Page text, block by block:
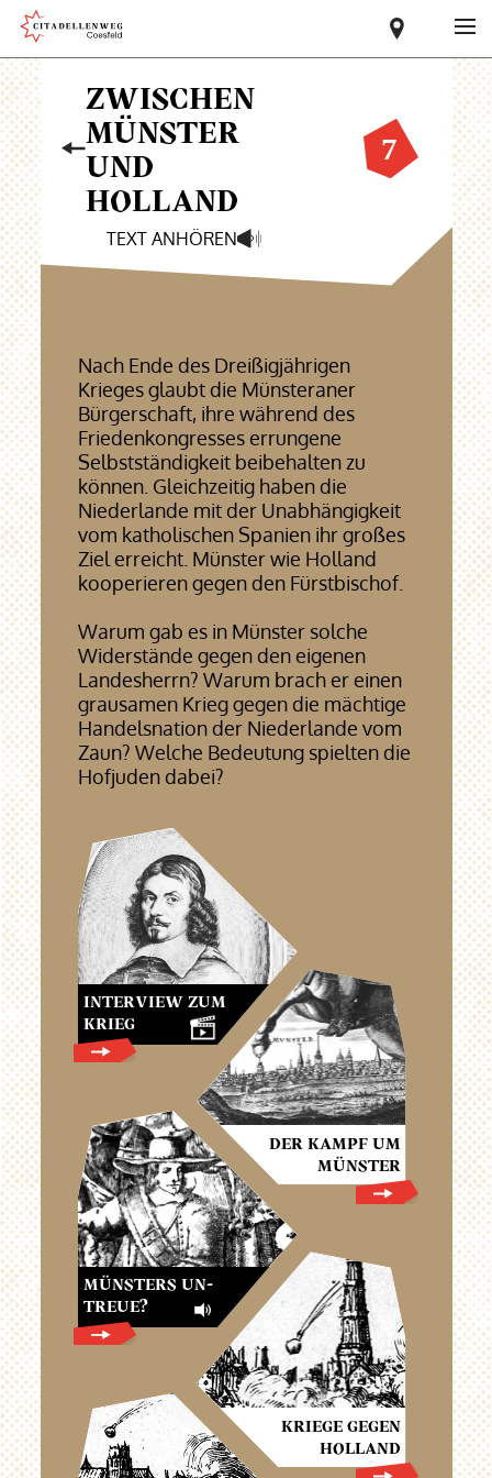
ZWISCHEN
MÜNSTER
UND
HOLLAND
TEXT ANHÖREN
Nach Ende des Dreißigjährigen
Krieges glaubt die Münsteraner
Bürgerschaft, ihre während des
Friedenkongresses errungene
Selbstständigkeit beibehalten zu
können. Gleichzeitig haben die
Niederlande mit der Unabhängigkeit
vom katholischen Spanien ihr großes
Ziel erreicht. Münster wie Holland
kooperieren gegen den Fürstbischof.
Warum gab es in Münster solche
Widerstände gegen den eigenen
Landesherrn? Warum brach er einen
grausamen Krieg gegen die mächtige
Handelsnation der Niederlande vom
Zaun? Welche Bedeutung spielten die
Hofjuden dabei?
INTERVIEW ZUM
KRIEG
DER KAMPF UM
MÜNSTER
MÜNSTERS UN-
TREUE?
KRIEGE GEGEN
HOLLAND